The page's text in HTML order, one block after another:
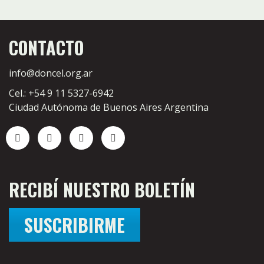
CONTACTO
info@doncel.org.ar
Cel.: +54 9 11 5327-6942
Ciudad Autónoma de Buenos Aires Argentina
RECIBÍ NUESTRO BOLETÍN
SUSCRIBIRME